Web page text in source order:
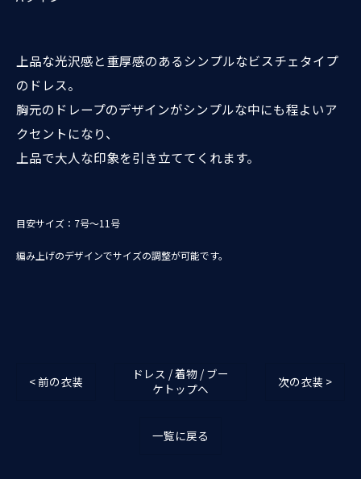
上品な光沢感と重厚感のあるシンプルなビスチェタイプ
のドレス。
胸元のドレープのデザインがシンプルな中にも程よいア
クセントになり、
上品で大人な印象を引き立ててくれます。
目安サイズ：7号～11号
編み上げのデザインでサイズの調整が可能です。
< 前の衣装
ドレス / 着物 / ブー
ケトップへ
次の衣装 >
一覧に戻る